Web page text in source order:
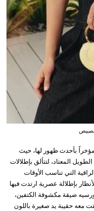
بصيبص
مؤخراً بأحدث ظهور لها، حيث
المعتاد، لتتألق بإطلالات
التي تناسب الأوقات
بإطلالة عصرية ارتدت فيها
ضيقة مكشوفة الكتفين،
معه حقيبة يد صغيرة باللون